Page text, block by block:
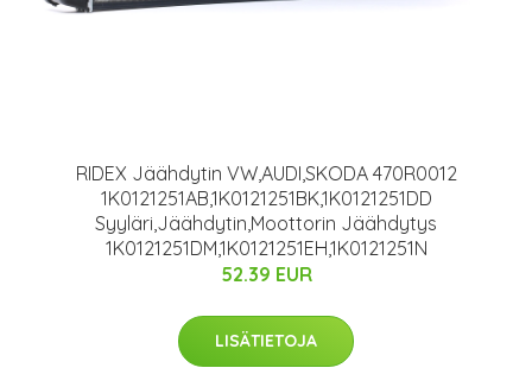
RIDEX Jäähdytin VW,AUDI,SKODA 470R0012
1K0121251AB,1K0121251BK,1K0121251DD
Syyläri,Jäähdytin,Moottorin Jäähdytys
1K0121251DM,1K0121251EH,1K0121251N
52.39 EUR
LISÄTIETOJA